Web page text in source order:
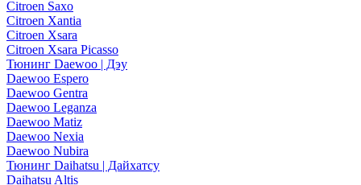
Citroen Saxo
Citroen Xantia
Citroen Xsara
Citroen Xsara Picasso
Тюнинг Daewoo | Дэу
Daewoo Espero
Daewoo Gentra
Daewoo Leganza
Daewoo Matiz
Daewoo Nexia
Daewoo Nubira
Тюнинг Daihatsu | Дайхатсу
Daihatsu Altis